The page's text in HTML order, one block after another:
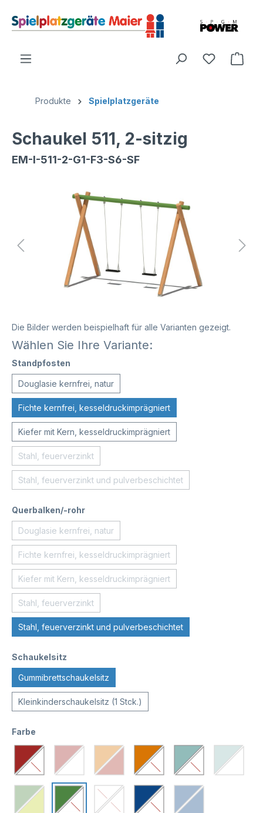
Produkte Spielplatzgeräte
Schaukel 511, 2-sitzig
EM-I-511-2-G1-F3-S6-SF
Die Bilder werden beispielhaft für alle Varianten gezeigt.
Wählen Sie Ihre Variante:
Standpfosten
Douglasie kernfrei, natur
Fichte kernfrei, kesseldruckimprägniert
Kiefer mit Kern, kesseldruckimprägniert
Stahl, feuerverzinkt
Stahl, feuerverzinkt und pulverbeschichtet
Querbalken/-rohr
Douglasie kernfrei, natur
Fichte kernfrei, kesseldruckimprägniert
Kiefer mit Kern, kesseldruckimprägniert
Stahl, feuerverzinkt
Stahl, feuerverzinkt und pulverbeschichtet
Schaukelsitz
Gummibrettschaukelsitz
Kleinkinderschaukelsitz (1 Stck.)
Farbe